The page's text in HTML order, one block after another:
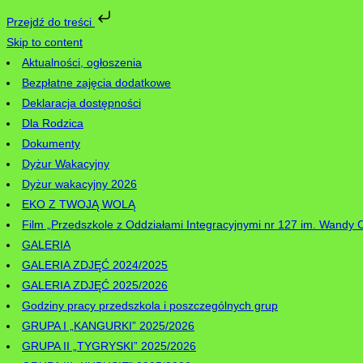
Przejdź do treści
Skip to content
Aktualności, ogłoszenia
Bezpłatne zajęcia dodatkowe
Deklaracja dostępności
Dla Rodzica
Dokumenty
Dyżur Wakacyjny
Dyżur wakacyjny 2026
EKO Z TWOJĄ WOLĄ
Film „Przedszkole z Oddziałami Integracyjnymi nr 127 im. Wandy
GALERIA
GALERIA ZDJĘĆ 2024/2025
GALERIA ZDJĘĆ 2025/2026
Godziny pracy przedszkola i poszczególnych grup
GRUPA I „KANGURKI” 2025/2026
GRUPA II „TYGRYSKI” 2025/2026